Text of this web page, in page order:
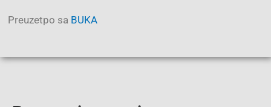
Preuzetpo sa BUKA